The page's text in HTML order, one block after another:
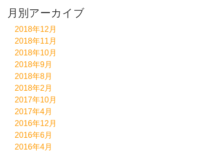
月別アーカイブ
2018年12月
2018年11月
2018年10月
2018年9月
2018年8月
2018年2月
2017年10月
2017年4月
2016年12月
2016年6月
2016年4月